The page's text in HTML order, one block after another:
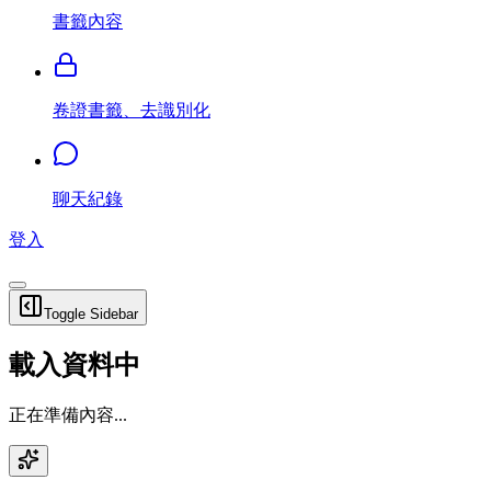
書籤內容
卷證書籤、去識別化
聊天紀錄
登入
Toggle Sidebar
載入資料中
正在準備內容...